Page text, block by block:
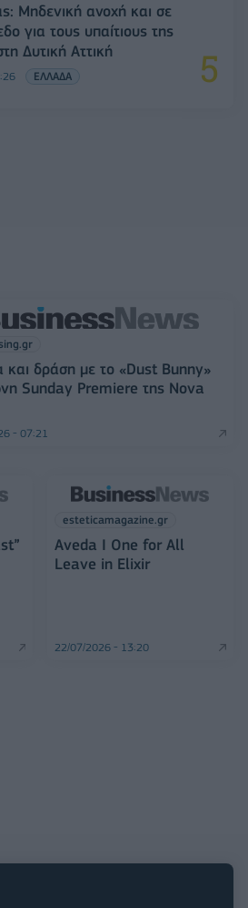
Μηδενική ανοχή και σε
για τους υπαίτιους της
Δυτική Αττική
ΕΛΛΑΔΑ
και δράση με το «Dust Bunny»
Sunday Premiere της Nova
- 07:21
esteticamagazine.gr
Aveda I One for All
Leave in Elixir
22/07/2026 - 13:20